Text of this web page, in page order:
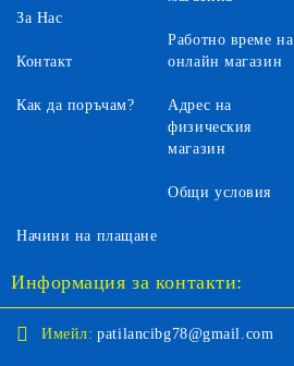
За Нас
Контакт
Как да поръчам?
Работно време на
онлайн магазин
Адрес на
физическия
магазин
Общи условия
Начини на плащане
Информация за контакти:
Имейл: patilancibg78@gmail.com